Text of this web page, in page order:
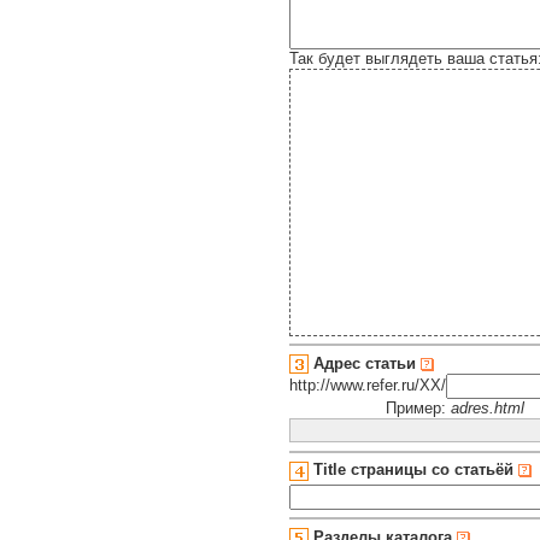
Так будет выглядеть ваша
Адрес статьи
http://www.refer.ru/XX/
Пример: adres.html
Title страницы со статьёй